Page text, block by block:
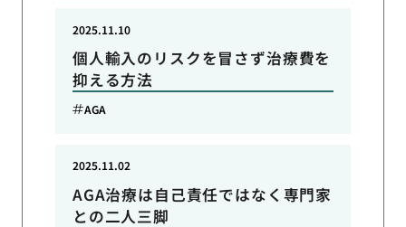
個人輸入のリスクを冒さず治療費を
抑える方法
2025.11.10
AGA
AGA治療は自己責任ではなく専門家
との二人三脚
2025.11.02